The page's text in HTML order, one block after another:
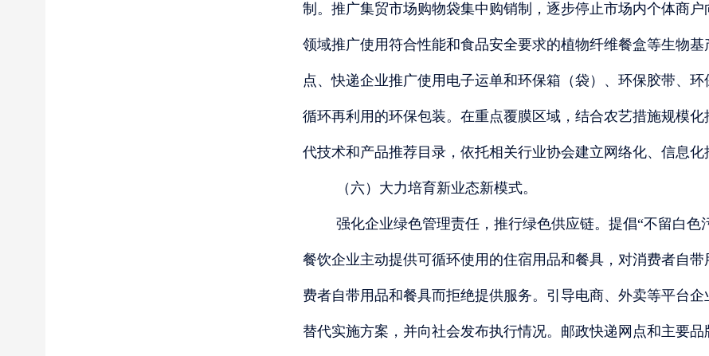
制。推广集贸市场购物袋集中购销制，逐步停止市场内个体商
领域推广使用符合性能和食品安全要求的植物纤维餐盒等生物
点、快递企业推广使用电子运单和环保箱（袋）、环保胶带、
循环再利用的环保包装。在重点覆膜区域，结合农艺措施规模
代技术和产品推荐目录，依托相关行业协会建立网络化、信息化
（六）大力培育新业态新模式。
强化企业绿色管理责任，推行绿色供应链。提倡“不留白色
餐饮企业主动提供可循环使用的住宿用品和餐具，对消费者自
费者自带用品和餐具而拒绝提供服务。引导电商、外卖等平台
替代实施方案，并向社会发布执行情况。邮政快递网点和主要